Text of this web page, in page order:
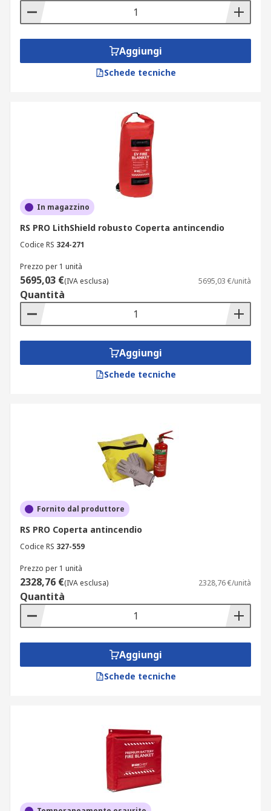
Aggiungi
Schede tecniche
In magazzino
RS PRO LithShield robusto Coperta antincendio
Codice RS 324-271
Prezzo per 1 unità
5695,03 €(IVA esclusa) 5695,03 €/unità
Quantità
Aggiungi
Schede tecniche
Fornito dal produttore
RS PRO Coperta antincendio
Codice RS 327-559
Prezzo per 1 unità
2328,76 €(IVA esclusa) 2328,76 €/unità
Quantità
Aggiungi
Schede tecniche